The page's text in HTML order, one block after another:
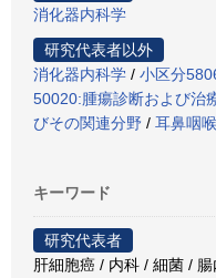
消化器内科学
研究代表者以外
消化器内科学 / 小区分
50020:腫瘍診断および治
びその関連分野 / 耳鼻咽
キーワード
研究代表者
肝細胞癌 / 内科 / 細菌 /